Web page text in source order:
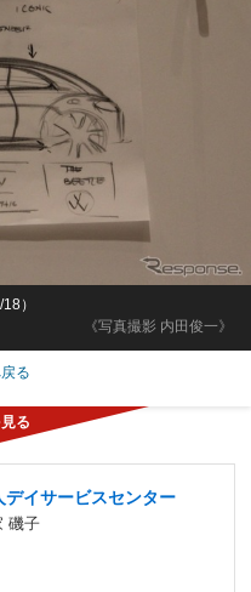
《写真撮影 内田俊一》
）
る
デイサービスセンター
磯子